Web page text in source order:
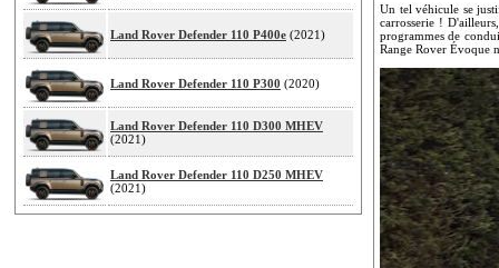
Land Rover Defender 110 P400e (2021)
Land Rover Defender 110 P300 (2020)
Land Rover Defender 110 D300 MHEV
(2021)
Land Rover Defender 110 D250 MHEV
(2021)
Un tel véhicule se
carrosserie !
programmes de
Range Rover Évoque